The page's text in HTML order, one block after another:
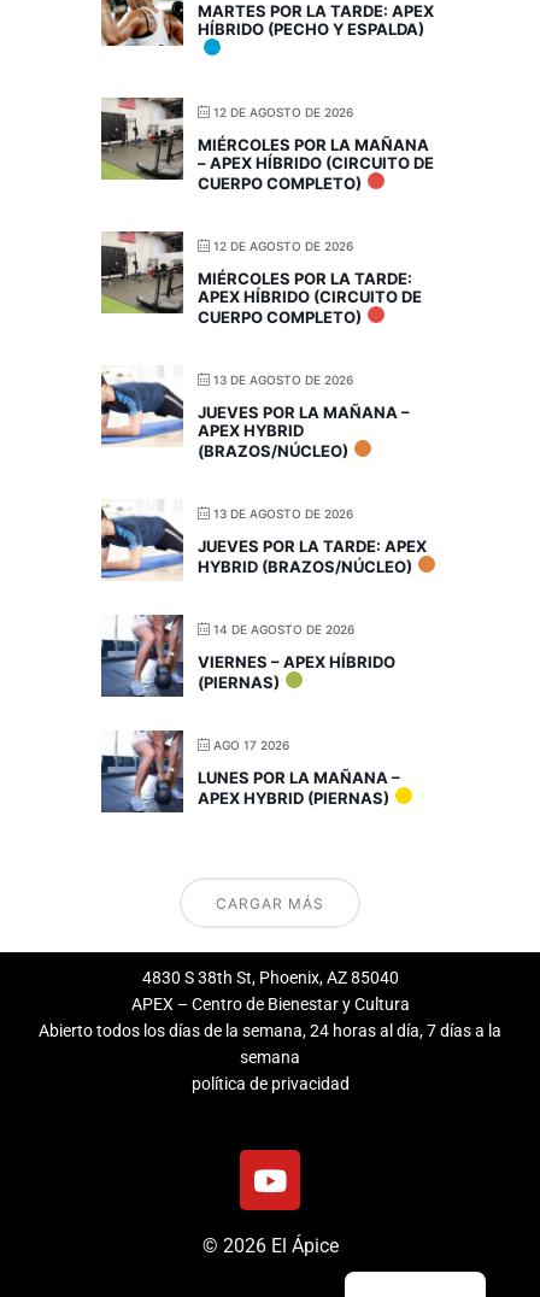
MARTES POR LA TARDE: APEX
HÍBRIDO (PECHO Y ESPALDA)
12 DE AGOSTO DE 2026
MIÉRCOLES POR LA MAÑANA
– APEX HÍBRIDO (CIRCUITO DE
CUERPO COMPLETO)
12 DE AGOSTO DE 2026
MIÉRCOLES POR LA TARDE:
APEX HÍBRIDO (CIRCUITO DE
CUERPO COMPLETO)
13 DE AGOSTO DE 2026
JUEVES POR LA MAÑANA –
APEX HYBRID
(BRAZOS/NÚCLEO)
13 DE AGOSTO DE 2026
JUEVES POR LA TARDE: APEX
HYBRID (BRAZOS/NÚCLEO)
14 DE AGOSTO DE 2026
VIERNES – APEX HÍBRIDO
(PIERNAS)
AGO 17 2026
LUNES POR LA MAÑANA –
APEX HYBRID (PIERNAS)
CARGAR MÁS
4830 S 38th St, Phoenix, AZ 85040
APEX – Centro de Bienestar y Cultura
Abierto todos los días de la semana, 24 horas al día, 7 días a la
semana
política de privacidad
Y
o
T
© 2026 El Ápice